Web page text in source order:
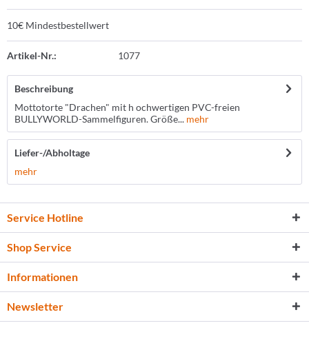
10€ Mindestbestellwert
Artikel-Nr.: 1077
Beschreibung
Mottotorte "Drachen" mit h ochwertigen PVC-freien
BULLYWORLD-Sammelfiguren. Größe... mehr
Liefer-/Abholtage
mehr
Service Hotline
Shop Service
Informationen
Newsletter